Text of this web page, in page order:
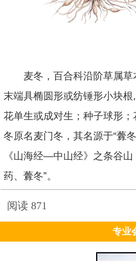
麦冬，百合科沿阶草属
末端具椭圆形或纺锤形小块根
花单生或成对生；种子球形
冬原名麦门冬，其名源于“虋
《山海经—中山经》之条谷
药、虋冬”。
阅读 871
专业